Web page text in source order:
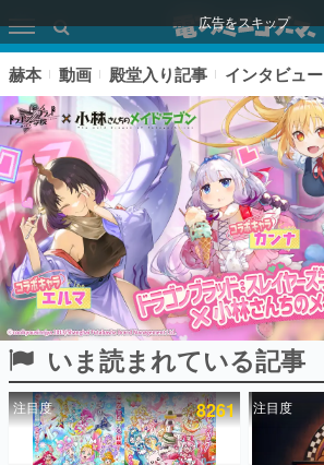
広告をスキップ
ピックアップ
電ファミのいま読まれている記事ランキング
赫本 動画 殿堂入り記事 インタビュー
いま読まれている記事
注目度 8261 注目度